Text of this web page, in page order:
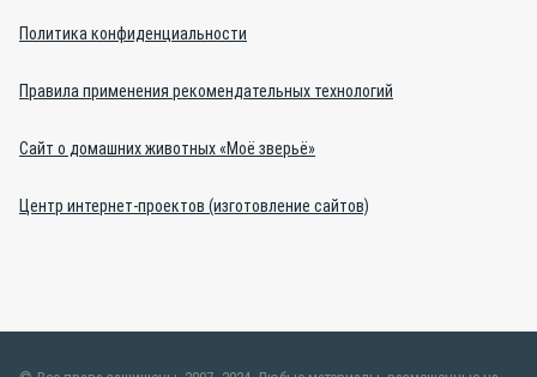
Политика конфиденциальности
Правила применения рекомендательных технологий
Сайт о домашних животных «Моё зверьё»
Центр интернет-проектов (изготовление сайтов)